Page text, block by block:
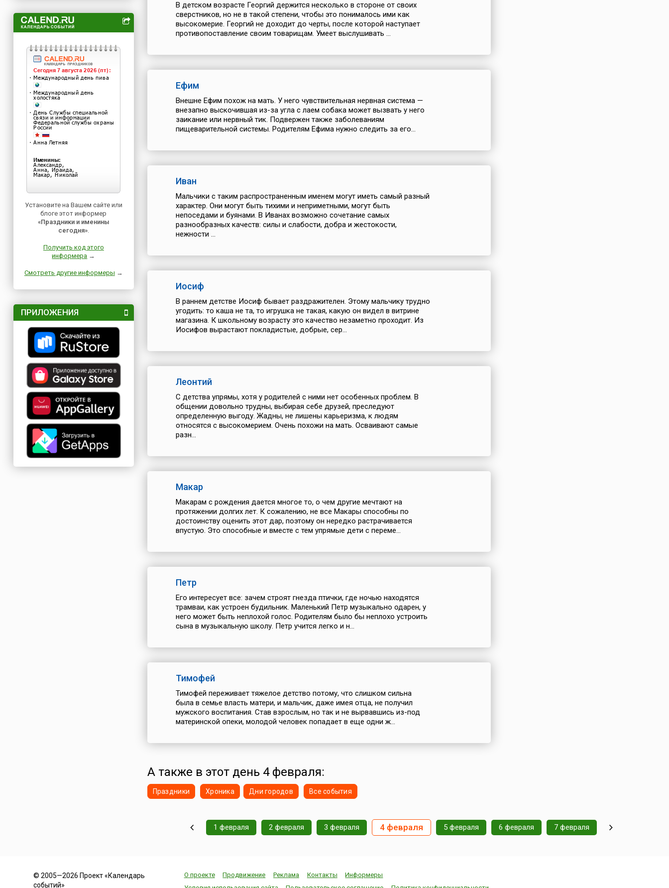
Установите на Вашем сайте или
блоге этот информер
«Праздники и именины
сегодня».
Получить код этого
информера →
Смотреть другие информеры →
ПРИЛОЖЕНИЯ
В детском возрасте Георгий держится несколько в стороне от своих
сверстников, но не в такой степени, чтобы это понималось ими как
высокомерие. Георгий не доходит до черты, после которой наступает
противопоставление своим товарищам. Умеет выслушивать ...
Ефим
Внешне Ефим похож на мать. У него чувствительная нервная система —
внезапно выскочившая из-за угла с лаем собака может вызвать у него
заикание или нервный тик. Подвержен также заболеваниям
пищеварительной системы. Родителям Ефима нужно следить за его...
Иван
Мальчики с таким распространенным именем могут иметь самый разный
характер. Они могут быть тихими и неприметными, могут быть
непоседами и буянами. В Иванах возможно сочетание самых
разнообразных качеств: силы и слабости, добра и жестокости,
нежности ...
Иосиф
В раннем детстве Иосиф бывает раздражителен. Этому мальчику трудно
угодить: то каша не та, то игрушка не такая, какую он видел в витрине
магазина. К школьному возрасту это качество незаметно проходит. Из
Иосифов вырастают покладистые, добрые, сер...
Леонтий
С детства упрямы, хотя у родителей с ними нет особенных проблем. В
общении довольно трудны, выбирая себе друзей, преследуют
определенную выгоду. Жадны, не лишены карьеризма, к людям
относятся с высокомерием. Очень похожи на мать. Осваивают самые
разн...
Макар
Макарам с рождения дается многое то, о чем другие мечтают на
протяжении долгих лет. К сожалению, не все Макары способны по
достоинству оценить этот дар, поэтому он нередко растрачивается
впустую. Это способные и вместе с тем упрямые дети с переме...
Петр
Его интересует все: зачем строят гнезда птички, где ночью находятся
трамваи, как устроен будильник. Маленький Петр музыкально одарен, у
него может быть неплохой голос. Родителям было бы неплохо устроить
сына в музыкальную школу. Петр учится легко и н...
Тимофей
Тимофей переживает тяжелое детство потому, что слишком сильна
была в семье власть матери, и мальчик, даже имея отца, не получил
мужского воспитания. Став взрослым, но так и не вырвавшись из-под
материнской опеки, молодой человек попадает в еще одни ж...
А также в этот день 4 февраля:
Праздники Хроника Дни городов Все события
1 февраля 2 февраля 3 февраля 4 февраля 5 февраля 6 февраля 7 февраля
© 2005—2026 Проект «Календарь
событий»
О проекте Продвижение Реклама Контакты
Информеры